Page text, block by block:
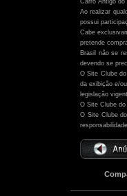
Carro Antigo
Ao realizar
possui
Cabe
pretende
Brasil não se
devendo se
O Site Clube
da exibição e/
legislação
O Site Clube
O Site Clube